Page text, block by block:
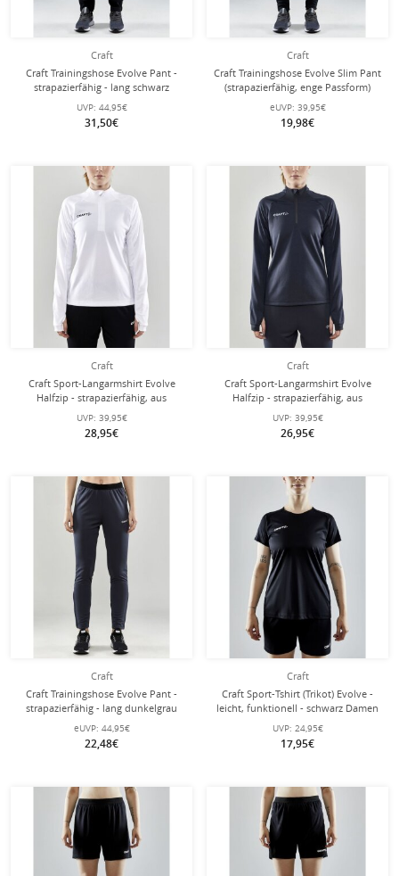
Craft
Craft Trainingshose Evolve Pant -
strapazierfähig - lang schwarz
Damen
UVP: 44,95€
31,50€
Craft
Craft Trainingshose Evolve Slim Pant
(strapazierfähig, enge Passform)
lang schwarz Damen
eUVP: 39,95€
19,98€
Craft
Craft Sport-Langarmshirt Evolve
Halfzip - strapazierfähig, aus
Stretchmaterial - weiss Damen
UVP: 39,95€
28,95€
Craft
Craft Sport-Langarmshirt Evolve
Halfzip - strapazierfähig, aus
Stretchmaterial - dunkelgrau Damen
UVP: 39,95€
26,95€
Craft
Craft Trainingshose Evolve Pant -
strapazierfähig - lang dunkelgrau
Damen
eUVP: 44,95€
22,48€
Craft
Craft Sport-Tshirt (Trikot) Evolve -
leicht, funktionell - schwarz Damen
UVP: 24,95€
17,95€